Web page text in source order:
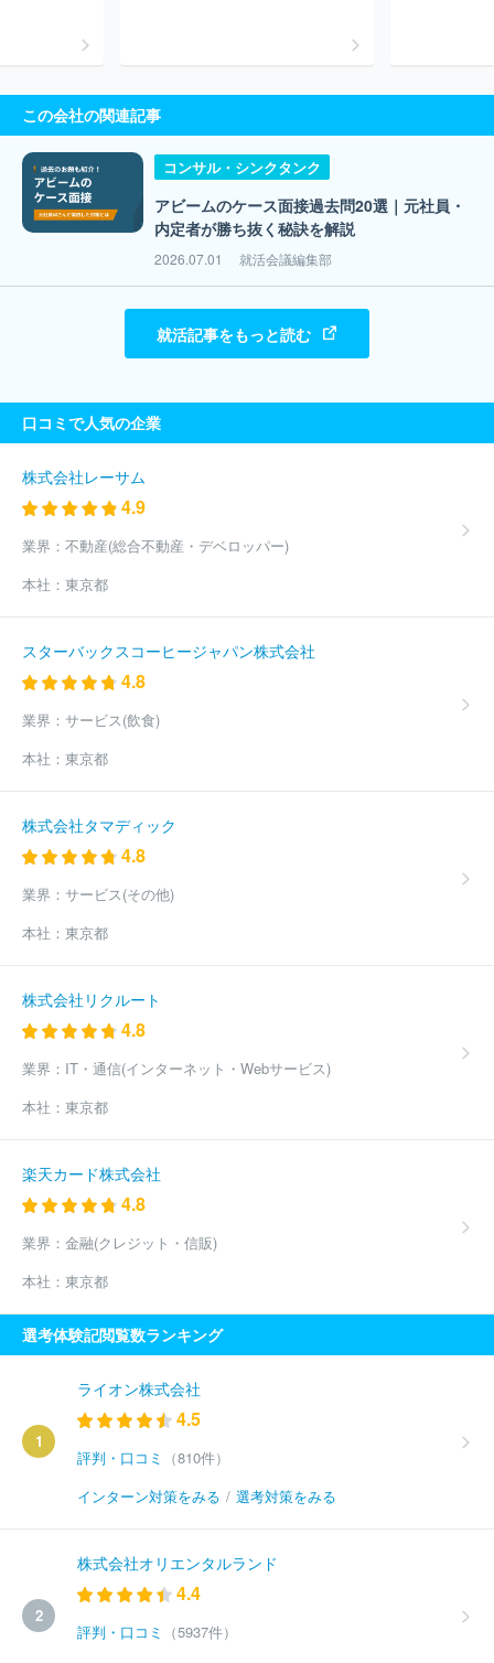
この会社の関連記事
コンサル・シンクタンク
アビームのケース面接過去問20選｜元社員・
内定者が勝ち抜く秘訣を解説
2026.07.01 就活会議編集部
就活記事をもっと読む
口コミで人気の企業
株式会社レーサム
4.9
業界： 不動産(総合不動産・デベロッパー)
本社： 東京都
スターバックスコーヒージャパン株式会社
4.8
業界： サービス(飲食)
本社： 東京都
株式会社タマディック
4.8
業界： サービス(その他)
本社： 東京都
株式会社リクルート
4.8
業界： IT・通信(インターネット・Webサービス)
本社： 東京都
楽天カード株式会社
4.8
業界： 金融(クレジット・信販)
本社： 東京都
選考体験記閲覧数ランキング
1
ライオン株式会社
4.5
評判・口コミ
（810件）
インターン対策をみる / 選考対策をみる
2
株式会社オリエンタルランド
4.4
評判・口コミ
（5937件）